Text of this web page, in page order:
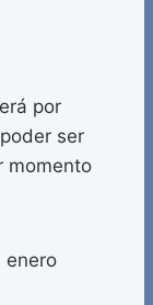
por
ser
momento
enero